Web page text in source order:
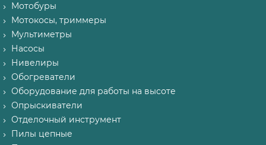
Мотобуры
Мотокосы, триммеры
Мультиметры
Насосы
Нивелиры
Обогреватели
Оборудование для работы на высоте
Опрыскиватели
Отделочный инструмент
Пилы цепные